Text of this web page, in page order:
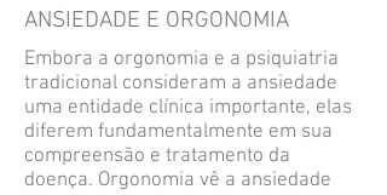
ANSIEDADE E ORGONOMIA
Embora a orgonomia e a psiquiatria
tradicional consideram a ansiedade
uma entidade clínica importante, elas
diferem fundamentalmente em sua
compreensão e tratamento da
doença. Orgonomia vê a ansiedade